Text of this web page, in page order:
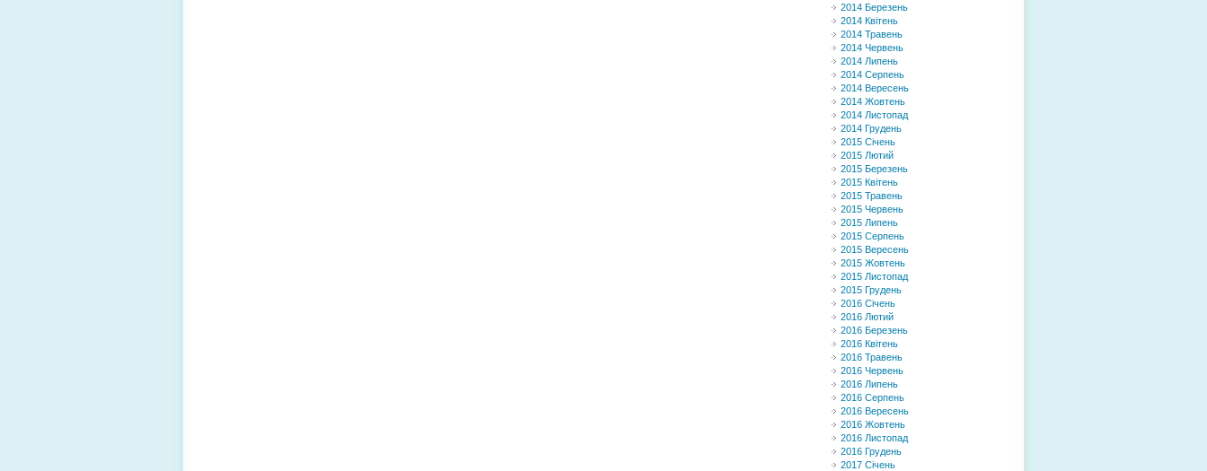
2014 Березень
2014 Квітень
2014 Травень
2014 Червень
2014 Липень
2014 Серпень
2014 Вересень
2014 Жовтень
2014 Листопад
2014 Грудень
2015 Січень
2015 Лютий
2015 Березень
2015 Квітень
2015 Травень
2015 Червень
2015 Липень
2015 Серпень
2015 Вересень
2015 Жовтень
2015 Листопад
2015 Грудень
2016 Січень
2016 Лютий
2016 Березень
2016 Квітень
2016 Травень
2016 Червень
2016 Липень
2016 Серпень
2016 Вересень
2016 Жовтень
2016 Листопад
2016 Грудень
2017 Січень